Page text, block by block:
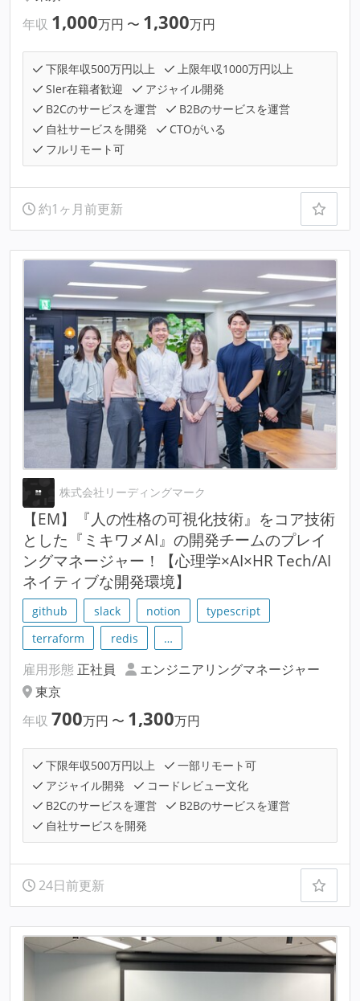
年収 1,000万円 〜 1,300万円
下限年収500万円以上
上限年収1000万円以上
SIer在籍者歓迎
アジャイル開発
B2Cのサービスを運営
B2Bのサービスを運営
自社サービスを開発
CTOがいる
フルリモート可
約1ヶ月前更新
株式会社リーディングマーク
【EM】『人の性格の可視化技術』をコア技術
とした『ミキワメAI』の開発チームのプレイ
ングマネージャー！【心理学×AI×HR Tech/AI
ネイティブな開発環境】
github slack notion
typescript
terraform
redis …
雇用形態 正社員
エンジニアリングマネージャー
東京
年収 700万円 〜 1,300万円
下限年収500万円以上
一部リモート可
アジャイル開発
コードレビュー文化
B2Cのサービスを運営
B2Bのサービスを運営
自社サービスを開発
24日前更新